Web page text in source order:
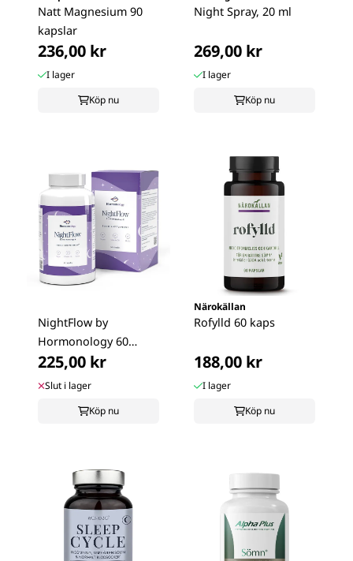
Natt Magnesium 90
kapslar
236,00 kr
I lager
Köp nu
Night Spray, 20 ml
269,00 kr
I lager
Köp nu
NightFlow by
Hormonology 60
kapslar
225,00 kr
Slut i lager
Köp nu
Närokällan
Rofylld 60 kaps
188,00 kr
I lager
Köp nu